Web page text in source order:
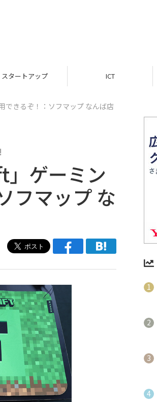
スタートアップ ICT
きるぞ！：ソフマップ なんば店
ゲーミン
フマップ な